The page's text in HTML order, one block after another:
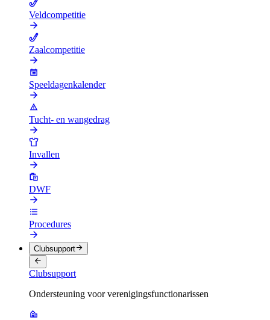
Veldcompetitie
Zaalcompetitie
Speeldagenkalender
Tucht- en wangedrag
Invallen
DWF
Procedures
Clubsupport
Clubsupport
Ondersteuning voor verenigingsfunctionarissen